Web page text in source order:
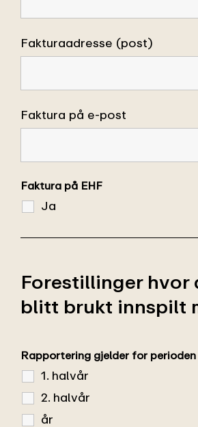
Fakturaadresse (post)
Faktura på e-post
Faktura på EHF
Ja
Forestillinger hvor
blitt brukt innspilt
Rapportering gjelder for perioden
1. halvår
2. halvår
år